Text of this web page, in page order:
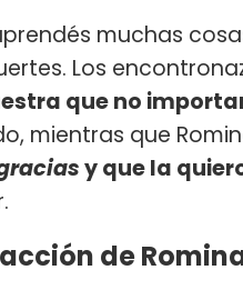
muchas
Los
que no
mientras que
y que la
de